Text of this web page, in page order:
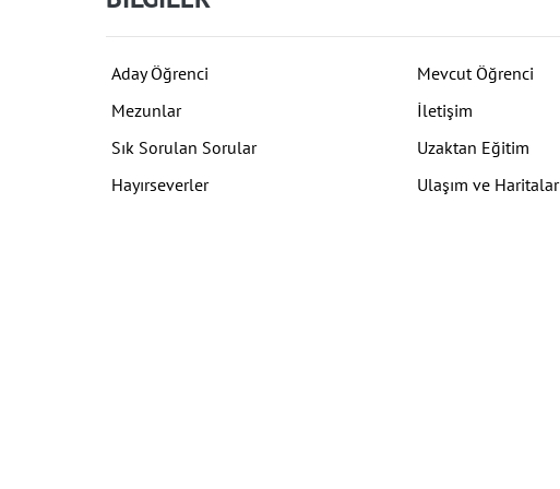
Aday Öğrenci
Mevcut Öğrenci
Mezunlar
İletişim
Sık Sorulan Sorular
Uzaktan Eğitim
Hayırseverler
Ulaşım ve Haritalar